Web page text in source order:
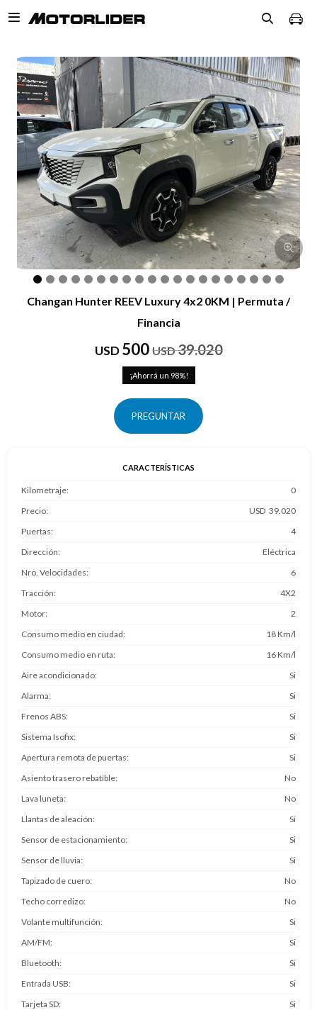

Changan Hunter REEV Luxury 4x2 0KM | Permuta /
Financia
USD 500 USD39.020
98
PREGUNTAR
CARACTERÍSTICAS
Kilometraje
0
Precio
39.020
Puertas
4
Dirección
Eléctrica
Nro. Velocidades
6
Tracción
4X2
Motor
2
Consumo medio en ciudad
18 Km/l
Consumo medio en ruta
16 Km/l
Aire acondicionado
Si
Alarma
Si
Frenos ABS
Si
Sistema Isofix
Si
Apertura remota de puertas
Si
Asiento trasero rebatible
No
Lava luneta
No
Llantas de aleación
Si
Sensor de estacionamiento
Si
Sensor de lluvia
Si
Tapizado de cuero
No
Techo corredizo
No
Volante multifunción
Si
AM/FM
Si
Bluetooth
Si
Entrada USB
Si
Tarjeta SD
Si